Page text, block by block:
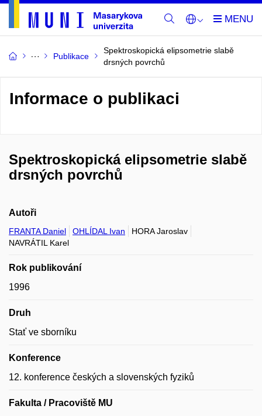
Publikace
Spektroskopická elipsometrie slabě
drsných povrchů
Informace o publikaci
Spektroskopická elipsometrie slabě
drsných povrchů
Autoři
FRANTA Daniel OHLÍDAL Ivan
HORA Jaroslav
NAVRÁTIL Karel
Rok publikování
1996
Druh
Stať ve sborníku
Konference
12. konference českých a slovenských fyziků
Fakulta / Pracoviště MU